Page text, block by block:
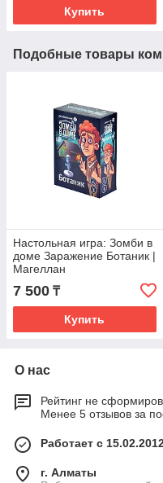
Купить
Подобные товары
Настольная игра: Зомби в
доме Заражение Ботаник |
Магеллан
7 500 ₸
Купить
О нас
Рейтинг не
Менее 5 отзывов за
Работает с
г. Алматы